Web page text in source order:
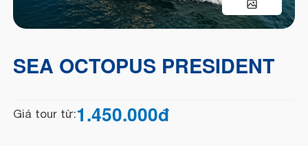
SEA OCTOPUS PRESIDENT
Giá tour từ:1.450.000đ